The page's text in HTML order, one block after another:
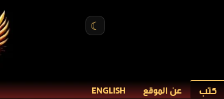
☾
كتب عن الموقع ENGLISH